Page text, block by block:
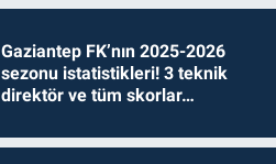
Gaziantep FK’nın 2025-2026
sezonu istatistikleri! 3 teknik
direktör ve tüm skorlar…